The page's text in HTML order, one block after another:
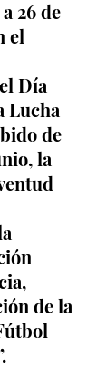
26 de
el
Día
Lucha
de
la
de la